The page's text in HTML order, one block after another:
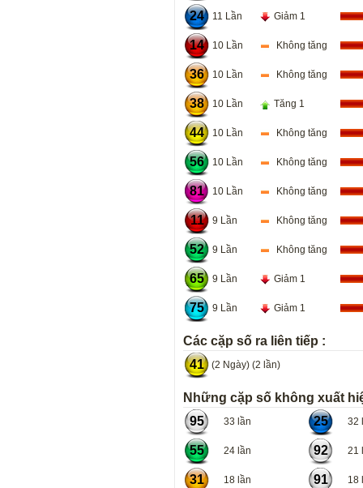
24 11 Lần Giảm 1
14 10 Lần Không tăng
36 10 Lần Không tăng
38 10 Lần Tăng 1
44 10 Lần Không tăng
56 10 Lần Không tăng
81 10 Lần Không tăng
11 9 Lần Không tăng
52 9 Lần Không tăng
65 9 Lần Giảm 1
75 9 Lần Giảm 1
Các cặp số ra liên tiếp :
41
(2 Ngày) (2 lần)
Những cặp số không xuất
95
33 lần 25 32
55 24 lần 92 21
31 18 lần 91 18